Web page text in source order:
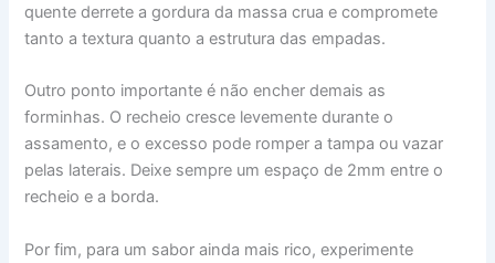
quente derrete a gordura da massa crua e compromete
tanto a textura quanto a estrutura das empadas.
Outro ponto importante é não encher demais as
forminhas. O recheio cresce levemente durante o
assamento, e o excesso pode romper a tampa ou vazar
pelas laterais. Deixe sempre um espaço de 2mm entre o
recheio e a borda.
Por fim, para um sabor ainda mais rico, experimente